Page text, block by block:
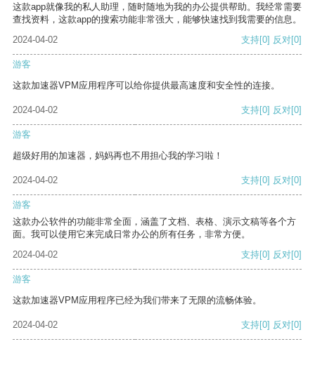
这款app就像我的私人助理，随时随地为我的办公提供帮助。我经常需要
查找资料，这款app的搜索功能非常强大，能够快速找到我需要的信息。
2024-04-02
支持[0] 反对[0]
游客
这款加速器VPM应用程序可以给你提供最高速度和安全性的连接。
2024-04-02 支持[0] 反对[0]
游客
超级好用的加速器，妈妈再也不用担心我的学习啦！
2024-04-02 支持[0] 反对[0]
游客
这款办公软件的功能非常全面，涵盖了文档、表格、演示文稿等各个方
面。我可以使用它来完成日常办公的所有任务，非常方便。
2024-04-02
支持[0] 反对[0]
游客
这款加速器VPM应用程序已经为我们带来了无限的流畅体验。
2024-04-02 支持[0] 反对[0]